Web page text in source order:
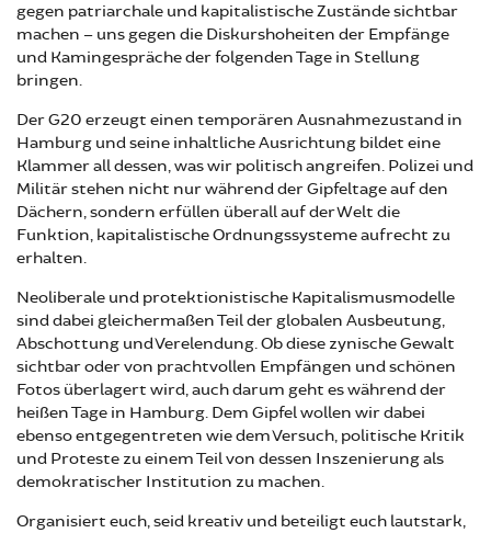
gegen patriarchale und kapitalistische Zustände sichtbar
machen – uns gegen die Diskurshoheiten der Empfänge
und Kamingespräche der folgenden Tage in Stellung
bringen.
Der G20 erzeugt einen temporären Ausnahmezustand in
Hamburg und seine inhaltliche Ausrichtung bildet eine
Klammer all dessen, was wir politisch angreifen. Polizei und
Militär stehen nicht nur während der Gipfeltage auf den
Dächern, sondern erfüllen überall auf der Welt die
Funktion, kapitalistische Ordnungssysteme aufrecht zu
erhalten.
Neoliberale und protektionistische Kapitalismusmodelle
sind dabei gleichermaßen Teil der globalen Ausbeutung,
Abschottung und Verelendung. Ob diese zynische Gewalt
sichtbar oder von prachtvollen Empfängen und schönen
Fotos überlagert wird, auch darum geht es während der
heißen Tage in Hamburg. Dem Gipfel wollen wir dabei
ebenso entgegentreten wie dem Versuch, politische Kritik
und Proteste zu einem Teil von dessen Inszenierung als
demokratischer Institution zu machen.
Organisiert euch, seid kreativ und beteiligt euch lautstark,